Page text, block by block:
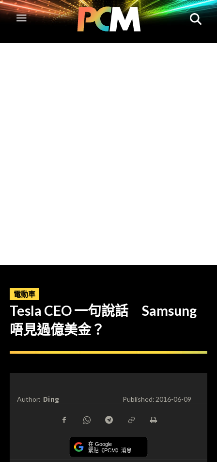
電動車
Tesla CEO 一句說話 Samsung
唔見過億美金？
Author: Ding Published:2016-06-09
在 Google
緊貼《PCM》消息